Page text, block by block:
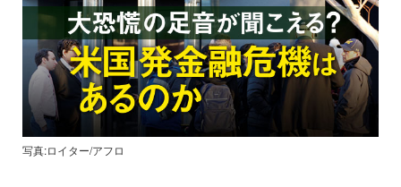
写真:ロイター/アフロ